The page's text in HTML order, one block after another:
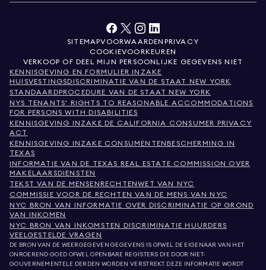
SITEMAPVOORWAARDEN PRIVACY
COOKIEVOORKEUREN
VERKOOP OF DEEL MIJN PERSOONLIJKE GEGEVENS NIET
KENNISGEVING EN FORMULIER INZAKE
HUISVESTINGSDISCRIMINATIE VAN DE STAAT NEW YORK
STANDAARDPROCEDURE VAN DE STAAT NEW YORK
NYS TENANTS' RIGHTS TO REASONABLE ACCOMMODATIONS
FOR PERSONS WITH DISABILITIES
KENNISGEVING INZAKE DE CALIFORNIA CONSUMER PRIVACY
ACT
KENNISGEVING INZAKE CONSUMENTENBESCHERMING IN
TEXAS
INFORMATIE VAN DE TEXAS REAL ESTATE COMMISSION OVER
MAKELAARSDIENSTEN
TEKST VAN DE MENSENRECHTENWET VAN NYC
COMMISSIE VOOR DE RECHTEN VAN DE MENS VAN NYC
NYC BRON VAN INFORMATIE OVER DISCRIMINATIE OP GROND
VAN INKOMEN
NYC BRON VAN INKOMSTEN DISCRIMINATIE HUURDERS
VEELGESTELDE VRAGEN
DE BRON VAN DE WEERGEGEVEN GEGEVENS IS OFWEL DE EIGENAAR VAN HET
ONROEREND GOED OFWEL OPENBARE REGISTERS DIE DOOR NIET-
GOUVERNEMENTELE DERDEN WORDEN VERSTREKT. DEZE INFORMATIE WORDT